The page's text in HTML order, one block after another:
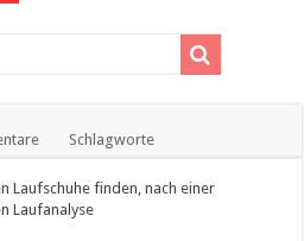
Schlagworte
Laufschuhe finden, nach einer
Laufanalyse